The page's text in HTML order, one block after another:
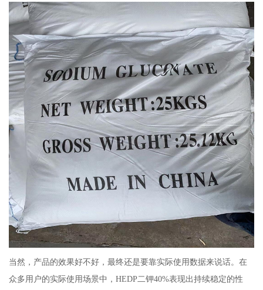
当然，产品的效果好不好，最终还是要靠实际使用数据来说话。在
众多用户的实际使用场景中，HEDP二钾40%表现出持续稳定的性